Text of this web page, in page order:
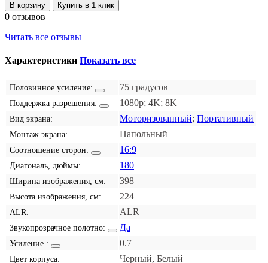
В корзину Купить в 1 клик
0 отзывов
Читать все отзывы
Характеристики Показать все
Половинное усиление: 75 градусов
Поддержка разрешения: 1080p; 4K; 8K
Вид экрана: Моторизованный; Портативный
Монтаж экрана: Напольный
Соотношение сторон: 16:9
Диагональ, дюймы: 180
Ширина изображения, см: 398
Высота изображения, см: 224
ALR: ALR
Звукопрозрачное полотно: Да
Усиление : 0.7
Цвет корпуса: Черный, Белый